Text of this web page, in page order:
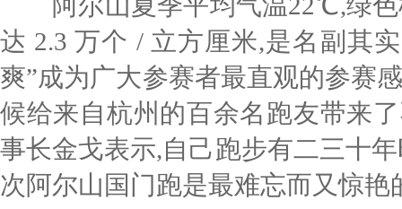
达 2.3 万个 / 立方厘米,是名副其
爽”成为广大参赛者最直观的参赛
候给来自杭州的百余名跑友带来
事长金戈表示,自己跑步有二三十年
次阿尔山 国门跑是最难忘而又惊艳